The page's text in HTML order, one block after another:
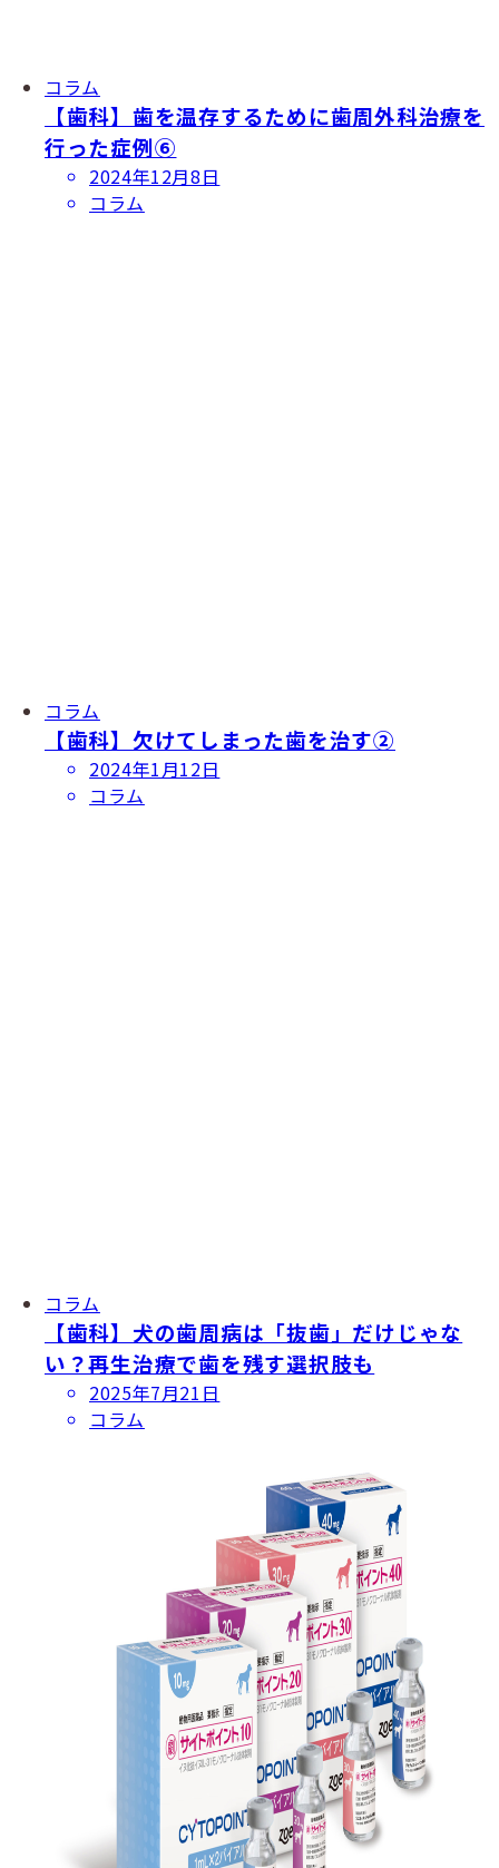
コラム
【歯科】歯を温存するために歯周外科治療を
行った症例⑥
投
稿
2024年12月8日
コラム
コラム
【歯科】欠けてしまった歯を治す②
投
稿
2024年1月12日
コラム
コラム
【歯科】犬の歯周病は「抜歯」だけじゃな
い？再生治療で歯を残す選択肢も
投
稿
2025年7月21日
コラム